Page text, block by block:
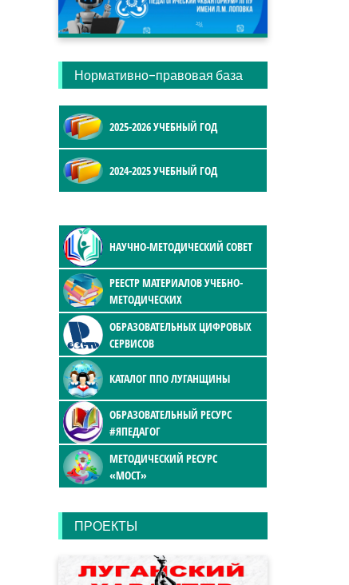
Нормативно-правовая база
2025-2026 УЧЕБНЫЙ ГОД
2024-2025 УЧЕБНЫЙ ГОД
НАУЧНО-МЕТОДИЧЕСКИЙ СОВЕТ
РЕЕСТР МАТЕРИАЛОВ УЧЕБНО-
МЕТОДИЧЕСКИХ
ОБРАЗОВАТЕЛЬНЫХ ЦИФРОВЫХ
СЕРВИСОВ
КАТАЛОГ ППО ЛУГАНЩИНЫ
ОБРАЗОВАТЕЛЬНЫЙ РЕСУРС
#ЯПЕДАГОГ
МЕТОДИЧЕСКИЙ РЕСУРС
«МОСТ»
ПРОЕКТЫ